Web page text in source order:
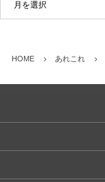
HOME あれこれ